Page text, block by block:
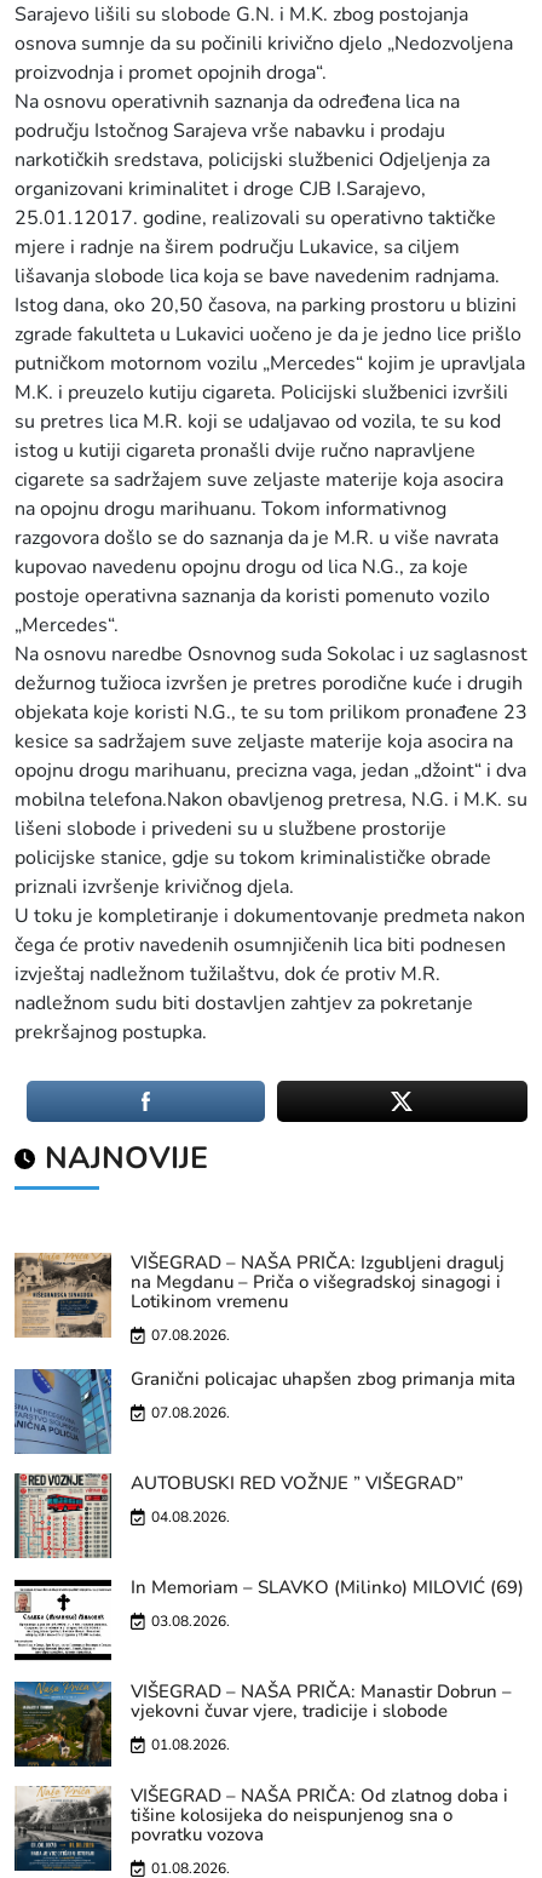
Sarajevo lišili su slobode G.N. i M.K. zbog postojanja
osnova sumnje da su počinili krivično djelo „Nedozvoljena
proizvodnja i promet opojnih droga“.
Na osnovu operativnih saznanja da određena lica na
području Istočnog Sarajeva vrše nabavku i prodaju
narkotičkih sredstava, policijski službenici Odjeljenja za
organizovani kriminalitet i droge CJB I.Sarajevo,
25.01.12017. godine, realizovali su operativno taktičke
mjere i radnje na širem području Lukavice, sa ciljem
lišavanja slobode lica koja se bave navedenim radnjama.
Istog dana, oko 20,50 časova, na parking prostoru u blizini
zgrade fakulteta u Lukavici uočeno je da je jedno lice prišlo
putničkom motornom vozilu „Mercedes“ kojim je upravljala
M.K. i preuzelo kutiju cigareta. Policijski službenici izvršili
su pretres lica M.R. koji se udaljavao od vozila, te su kod
istog u kutiji cigareta pronašli dvije ručno napravljene
cigarete sa sadržajem suve zeljaste materije koja asocira
na opojnu drogu marihuanu. Tokom informativnog
razgovora došlo se do saznanja da je M.R. u više navrata
kupovao navedenu opojnu drogu od lica N.G., za koje
postoje operativna saznanja da koristi pomenuto vozilo
„Mercedes“.
Na osnovu naredbe Osnovnog suda Sokolac i uz saglasnost
dežurnog tužioca izvršen je pretres porodične kuće i drugih
objekata koje koristi N.G., te su tom prilikom pronađene 23
kesice sa sadržajem suve zeljaste materije koja asocira na
opojnu drogu marihuanu, precizna vaga, jedan „džoint“ i dva
mobilna telefona.Nakon obavljenog pretresa, N.G. i M.K. su
lišeni slobode i privedeni su u službene prostorije
policijske stanice, gdje su tokom kriminalističke obrade
priznali izvršenje krivičnog djela.
U toku je kompletiranje i dokumentovanje predmeta nakon
čega će protiv navedenih osumnjičenih lica biti podnesen
izvještaj nadležnom tužilaštvu, dok će protiv M.R.
nadležnom sudu biti dostavljen zahtjev za pokretanje
prekršajnog postupka.
NAJNOVIJE
VIŠEGRAD – NAŠA PRIČA: Izgubljeni dragulj
na Megdanu – Priča o višegradskoj sinagogi i
Lotikinom vremenu
07.08.2026.
Granični policajac uhapšen zbog primanja mita
07.08.2026.
AUTOBUSKI RED VOŽNJE ” VIŠEGRAD”
04.08.2026.
In Memoriam – SLAVKO (Milinko) MILOVIĆ (69)
03.08.2026.
VIŠEGRAD – NAŠA PRIČA: Manastir Dobrun –
vjekovni čuvar vjere, tradicije i slobode
01.08.2026.
VIŠEGRAD – NAŠA PRIČA: Od zlatnog doba i
tišine kolosijeka do neispunjenog sna o
povratku vozova
01.08.2026.